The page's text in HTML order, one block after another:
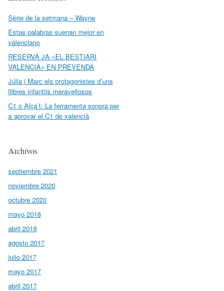
Sèrie de la setmana – Wayne
Estas palabras suenan mejor en
valenciano
RESERVA JA «EL BESTIARI
VALENCIÀ» EN PREVENDA
Júlia i Marc els protagonistes d’uns
llibres infantils meravellosos
C1 o Alça’t: La ferramenta sonora per
a aprovar el C1 de valencià
Archivos
septiembre 2021
noviembre 2020
octubre 2020
mayo 2018
abril 2018
agosto 2017
julio 2017
mayo 2017
abril 2017